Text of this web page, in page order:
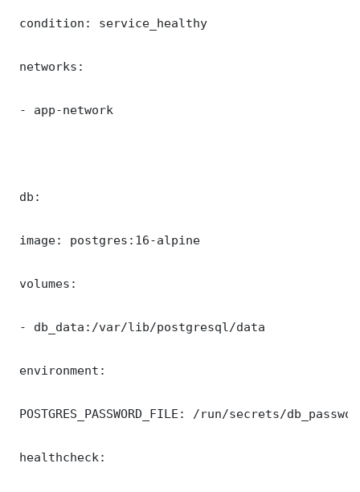
condition: service_healthy
networks:
- app-network
db:
image: postgres:16-alpine
volumes:
- db_data:/var/lib/postgresql/data
environment:
POSTGRES_PASSWORD_FILE: /run/secrets/
healthcheck: